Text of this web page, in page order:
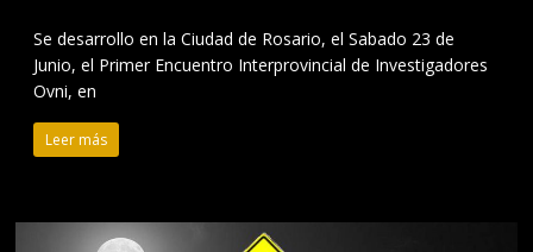
Se desarrollo en la Ciudad de Rosario, el Sabado 23 de
Junio, el Primer Encuentro Interprovincial de Investigadores
Ovni, en
Leer más